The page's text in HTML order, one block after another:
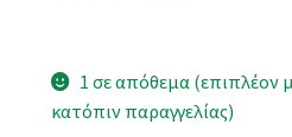
1 σε απόθεμα (επιπλέον
κατόπιν παραγγελίας)